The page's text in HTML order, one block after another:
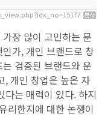
장 많이 고민하는 문
가, 개인 브랜드로 창
검증된 브랜드와 운
, 개인 창업은 높은 자
다는 매력이 있다. 하지
리한지에 대한 논쟁이